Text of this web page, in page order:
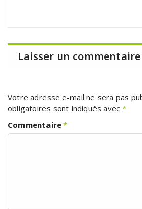
Laisser un commentaire
Votre adresse e-mail ne sera pas
obligatoires sont indiqués avec*
Commentaire*